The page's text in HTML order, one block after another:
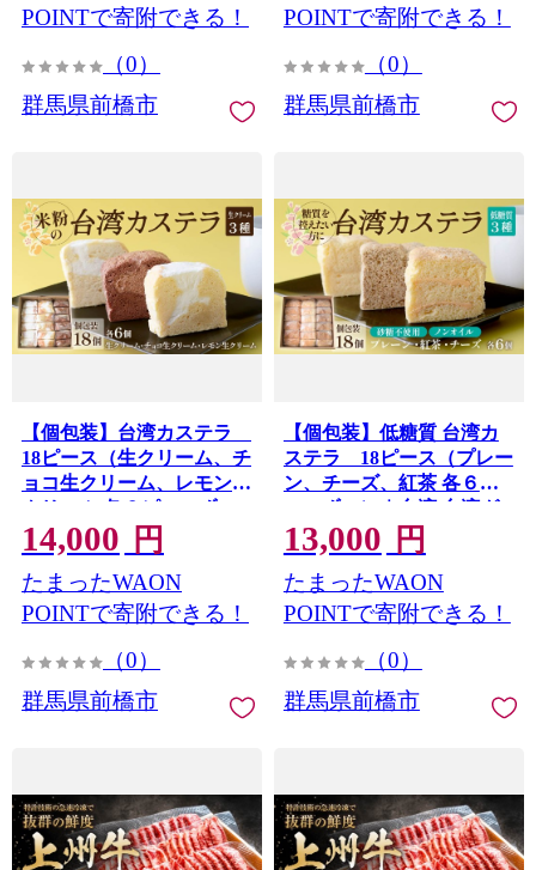
コ チーズ 冷凍 手軽 簡単
り物 プレゼント 天香 テン
POINTで寄附できる！
（0）
群馬県前橋市
い チョコ カスタード レア
おやつ 軽食 ギフト 贈り物
ン 群馬県 前橋市
POINTで寄附できる！
（0）
群馬県前橋市
【個包装】台湾カステラ
18ピース（生クリーム、チ
ョコ生クリーム、レモン生
クリーム 各６ピースず
つ）グルテンフリー｜台湾
台湾グルメ 本場の味 グル
メ 手作り カステラ 台湾カ
ステラ 甘い 美味しい 生ク
手軽 簡単 便利 おやつ 軽食
天香 テンシャン 群馬県 前
14,000 円
たまったWAON
POINTで寄附できる！
（0）
群馬県前橋市
【個包装】低糖質 台湾カ
ステラ 18ピース（プレー
ン、チーズ、紅茶 各６ピ
ースずつ）｜台湾 台湾グ
ルメ 本場の味 グルメ 手作
り カステラ 台湾カステラ
低糖質 甘い 美味しい プレ
ーン チーズ 紅茶 冷凍 手軽
ト 贈り物 プレゼント 天香
13,000 円
たまったWAON
POINTで寄附できる！
（0）
群馬県前橋市